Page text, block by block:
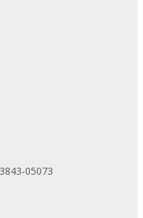
05073